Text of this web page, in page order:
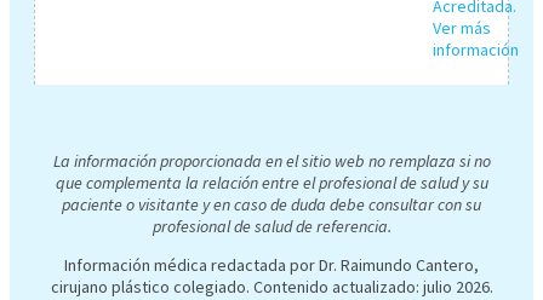
La información proporcionada en el sitio web no remplaza si no
que complementa la relación entre el profesional de salud y su
paciente o visitante y en caso de duda debe consultar con su
profesional de salud de referencia.
Información médica redactada por Dr. Raimundo Cantero,
cirujano plástico colegiado. Contenido actualizado: julio 2026.